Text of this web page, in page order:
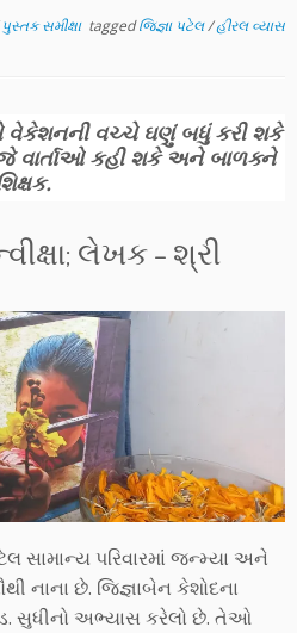
પુસ્તક સમીક્ષા taggedજિજ્ઞા પટેલ/હીરલ વ્યાસ
વેકેશનની વચ્ચે ઘણું બધું કરી શકે
વાર્તાઓ કહી શકે અને બાળક્ને
લેખક – શ્રી
સામાન્ય પરિવારમાં જન્મ્યા અને
નાના છે. જિજ્ઞાબેન કેશોદના
સુધીનો અભ્યાસ કરેલો છે. તેઓ